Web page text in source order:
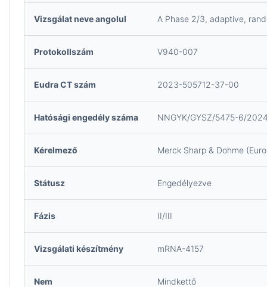
Vizsgálat neve angolul A Phase 2/3, adaptive,
Protokollszám V940-007
Eudra CT szám 2023-505712-37-00
Hatósági engedély száma NNGYK/GYSZ/5475-6/
Kérelmező Merck Sharp & Dohme
Státusz Engedélyezve
Fázis II/III
Vizsgálati készítmény mRNA-4157
Nem Mindkettő